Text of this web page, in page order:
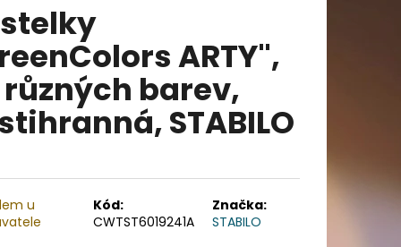
ARTY",
různých barev,
STABILO
u
Kód:
CWTST6019241A
Značka:
STABILO
Následující